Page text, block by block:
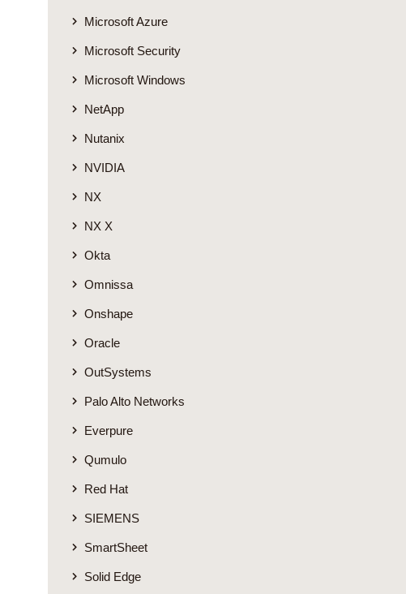
Microsoft Azure
Microsoft Security
Microsoft Windows
NetApp
Nutanix
NVIDIA
NX
NX X
Okta
Omnissa
Onshape
Oracle
OutSystems
Palo Alto Networks
Everpure
Qumulo
Red Hat
SIEMENS
SmartSheet
Solid Edge